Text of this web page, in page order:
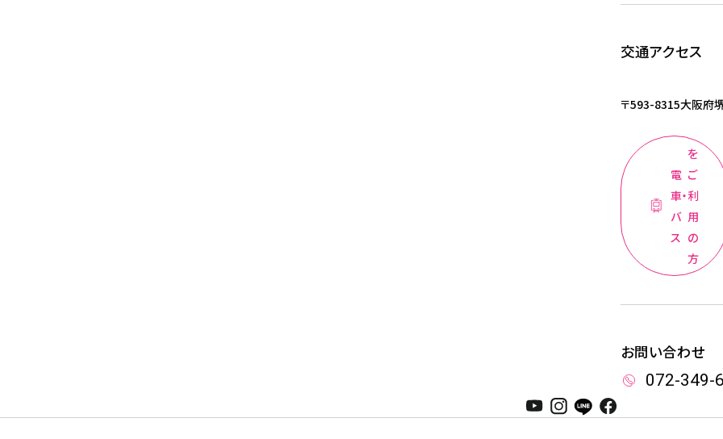
交通アクセス
〒593-8315大阪府
電
車・
バ
ス
を
ご
利
用
の
方
お問い合わせ
072-349-